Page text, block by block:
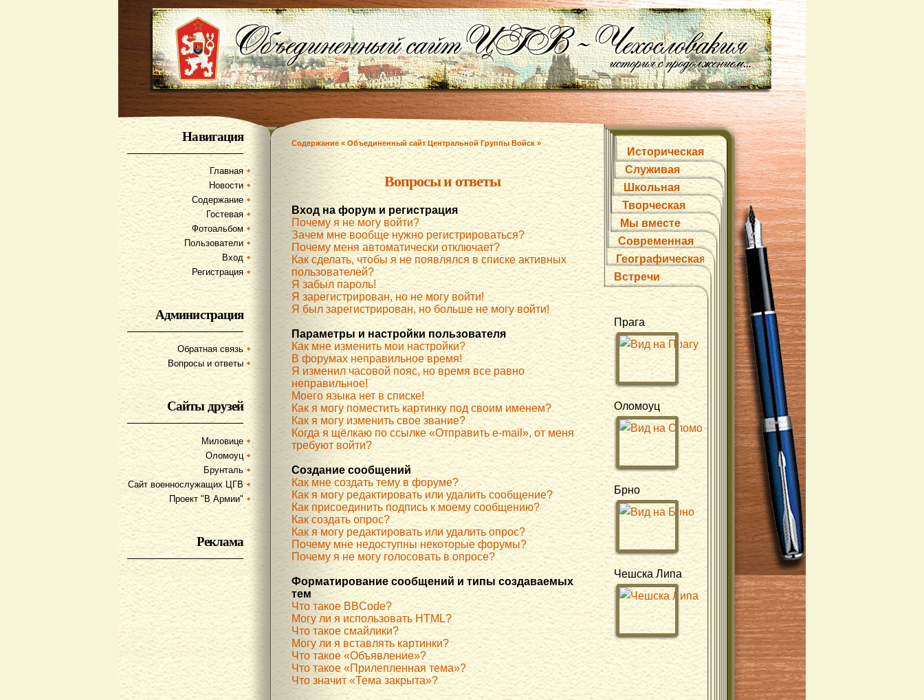
Навигация
Главная
Новости
Содержание
Гостевая
Фотоальбом
Пользователи
Вход
Регистрация
Администрация
Обратная связь
Вопросы и ответы
Сайты друзей
Миловице
Оломоуц
Брунталь
Сайт военнослужащих ЦГВ
Проект "В Армии"
Реклама
Содержание « Объединенный сайт Центральной Группы Войск »
Вопросы и ответы
Вход на форум и регистрация
Почему я не могу войти?
Зачем мне вообще нужно регистрироваться?
Почему меня автоматически отключает?
Как сделать, чтобы я не появлялся в списке активных
пользователей?
Я забыл пароль!
Я зарегистрирован, но не могу войти!
Я был зарегистрирован, но больше не могу войти!
Параметры и настройки пользователя
Как мне изменить мои настройки?
В форумах неправильное время!
Я изменил часовой пояс, но время все равно
неправильное!
Моего языка нет в списке!
Как я могу поместить картинку под своим именем?
Как я могу изменить свое звание?
Когда я щёлкаю по ссылке «Отправить e-mail», от меня
требуют войти?
Создание сообщений
Как мне создать тему в форуме?
Как я могу редактировать или удалить сообщение?
Как присоединить подпись к моему сообщению?
Как создать опрос?
Как я могу редактировать или удалить опрос?
Почему мне недоступны некоторые форумы?
Почему я не могу голосовать в опросе?
Форматирование сообщений и типы создаваемых
тем
Что такое BBCode?
Могу ли я использовать HTML?
Что такое смайлики?
Могу ли я вставлять картинки?
Что такое «Объявление»?
Что такое «Прилепленная тема»?
Что значит «Тема закрыта»?
Историческая
Служивая
Школьная
Творческая
Мы вместе
Современная
Географическая
Встречи
Прага
Оломоуц
Брно
Чешска Липа